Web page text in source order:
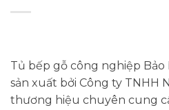
Tủ bếp gỗ công nghiệp Bảo
sản xuất bởi Công ty TNHH
thương hiệu chuyên cung